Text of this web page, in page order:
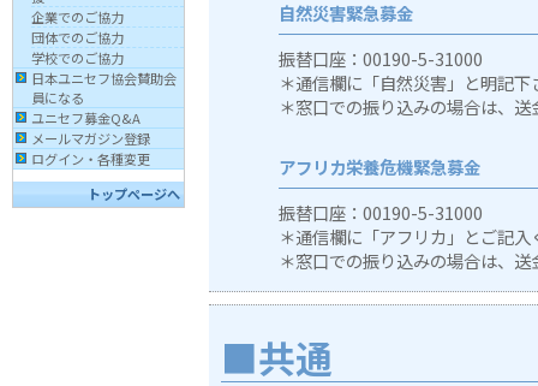
企業でのご協力
団体でのご協力
学校でのご協力
日本ユニセフ協会賛助会
員になる
ユニセフ募金Q&A
メールマガジン登録
ログイン・各種変更
トップページへ
自然災害緊急募金
振替口座：00190-5-31000
＊通信欄に「自然災害」と明記下
＊窓口での振り込みの場合は、
アフリカ栄養危機緊急募金
振替口座：00190-5-31000
＊通信欄に「アフリカ」とご記入
＊窓口での振り込みの場合は、
■共通